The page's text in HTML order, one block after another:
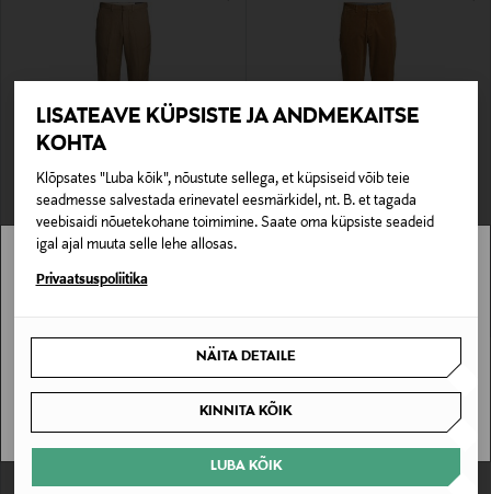
LISATEAVE KÜPSISTE JA ANDMEKAITSE
KOHTA
Klõpsates "Luba kõik", nõustute sellega, et küpsiseid võib teie
seadmesse salvestada erinevatel eesmärkidel, nt. B. et tagada
veebisaidi nõuetekohane toimimine. Saate oma küpsiste seadeid
igal ajal muuta selle lehe allosas.
Privaatsuspoliitika
NÄITA DETAILE
KINNITA KÕIK
LUBA KÕIK
SOODUSTUS 64%
POLO RALPH LAUREN
Püksid Flat front
Discounted Price
71,00 € Original Price
195,00 €
EELIS KUPONGIGA
POLO RALPH LAUREN
Velvetpüksid Stfbedfordp Flat Front
Stockmann pole Sinu riigis saadaval.
SAAN ARU